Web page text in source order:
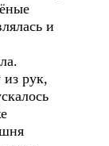
и
рук,